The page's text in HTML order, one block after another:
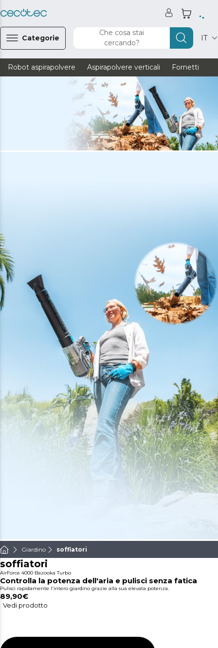
Categorie
Che cosa stai
cercando?
IT
Robot aspirapolvere Aspirapolvere verticali Fornetti
Giardino soffiatori
soffiatori
AirForce 4000 Bazooka Turbo
Controlla la potenza dell'aria e pulisci senza fatica
Pulisci rapidamente l'intero giardino grazie alla sua elevata potenza.
89,90€
Vedi prodotto